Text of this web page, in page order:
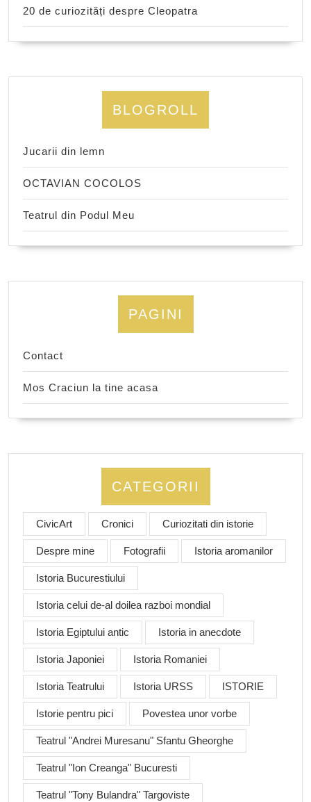
20 de curiozități despre Cleopatra
BLOGROLL
Jucarii din lemn
OCTAVIAN COCOLOS
Teatrul din Podul Meu
PAGINI
Contact
Mos Craciun la tine acasa
CATEGORII
CivicArt Cronici Curiozitati din istorie
Despre mine Fotografii Istoria aromanilor
Istoria Bucurestiului
Istoria celui de-al doilea razboi mondial
Istoria Egiptului antic Istoria in anecdote
Istoria Japoniei Istoria Romaniei
Istoria Teatrului Istoria URSS ISTORIE
Istorie pentru pici Povestea unor vorbe
Teatrul "Andrei Muresanu" Sfantu Gheorghe
Teatrul "Ion Creanga" Bucuresti
Teatrul "Tony Bulandra" Targoviste